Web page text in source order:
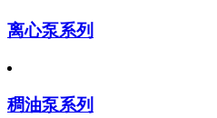
离心泵系列
稠油泵系列